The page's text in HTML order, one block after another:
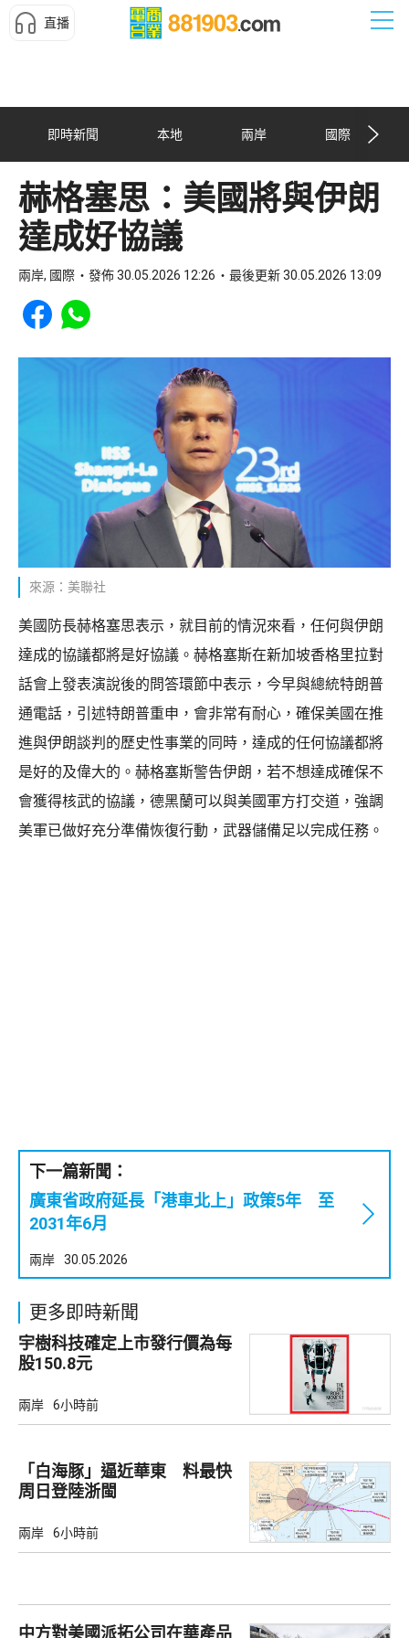
直播
即時新聞 本地 兩岸 國際
赫格塞思：美國將與伊朗
達成好協議
兩岸, 國際 發佈 30.05.2026 12:26 最後更新 30.05.2026 13:09
Share to Facebook
Share to WhatsApp
來源：美聯社
美國防長赫格塞思表示，就目前的情況來看，任何與伊朗
達成的協議都將是好協議。赫格塞斯在新加坡香格里拉對
話會上發表演說後的問答環節中表示，今早與總統特朗普
通電話，引述特朗普重申，會非常有耐心，確保美國在推
進與伊朗談判的歷史性事業的同時，達成的任何協議都將
是好的及偉大的。赫格塞斯警告伊朗，若不想達成確保不
會獲得核武的協議，德黑蘭可以與美國軍方打交道，強調
美軍已做好充分準備恢復行動，武器儲備足以完成任務。
下一篇新聞：
廣東省政府延長「港車北上」政策5年 至
2031年6月
兩岸 30.05.2026
更多即時新聞
宇樹科技確定上市發行價為每
股150.8元
兩岸 6小時前
「白海豚」逼近華東 料最快
周日登陸浙閩
兩岸 6小時前
中方對美國派拓公司在華產品